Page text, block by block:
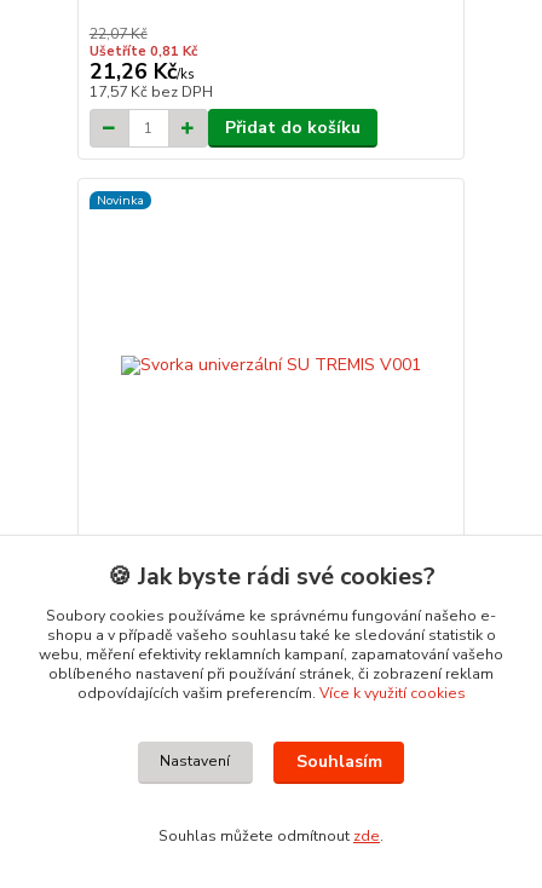
22,07 Kč
Ušetříte 0,81 Kč
21,26 Kč/ks
17,57 Kč bez DPH
Přidat do košíku
Novinka
Svorka univerzální SU TREMIS V001
Ušetříte 0,84 Kč
22,33 Kč /ks
18,45 Kčbez DPH
Přidat do košíku
🍪 Jak byste rádi své cookies?
Soubory cookies používáme ke správnému fungování našeho e-
shopu a v případě vašeho souhlasu také ke sledování statistik o
webu, měření efektivity reklamních kampaní, zapamatování vašeho
oblíbeného nastavení při používání stránek, či zobrazení reklam
odpovídajících vašim preferencím. Více k využití cookies
Nastavení Souhlasím
Souhlas můžete odmítnout zde.